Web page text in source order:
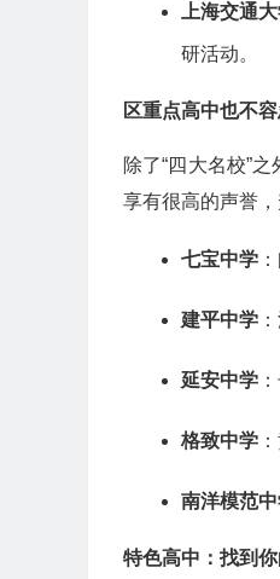
上海交通
研活动。
区重点高中也不
除了“四大名校”
享有很高的声誉，
七宝中学
建平中学
延安中学
格致中学
南洋模范
特色高中：找到